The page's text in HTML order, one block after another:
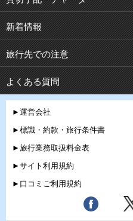
新着情報
旅行先での注意
よくある質問
►運営会社
►標識・約款・旅行条件書
►旅行業務取扱料金表
►サイト利用規約
►口コミご利用規約